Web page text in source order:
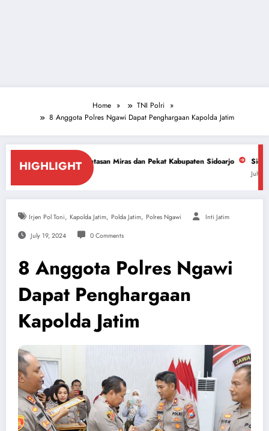
Home
TNI Polri
8 Anggota Polres Ngawi Dapat Penghargaan Kapolda Jatim
HIGHLIGHT
Miras dan Pekat Kabupaten Sidoarjo Sidoarjo Darurat Miras dan
Irjen Pol Toni, Kapolda Jatim, Polda Jatim, Polres Ngawi Inti Jatim
July 19, 2024 0 Comments
8 Anggota Polres Ngawi
Dapat Penghargaan
Kapolda Jatim